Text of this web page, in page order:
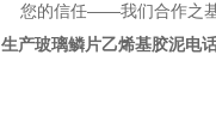
您的信任——我们合作之
生产玻璃鳞片乙烯基胶泥电